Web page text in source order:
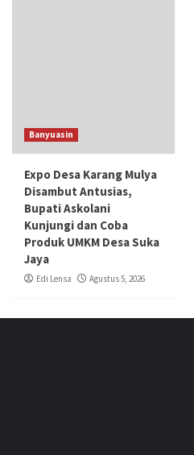
Banyuasin
Expo Desa Karang Mulya
Disambut Antusias,
Bupati Askolani
Kunjungi dan Coba
Produk UMKM Desa Suka
Jaya
Edi Lensa Agustus 5, 2026